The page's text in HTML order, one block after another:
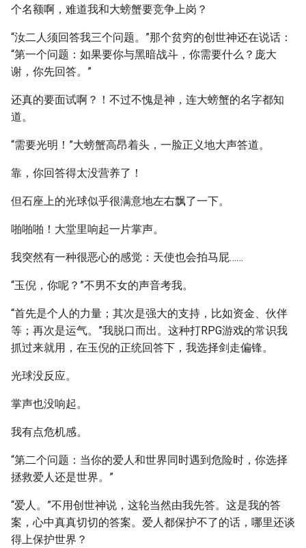
个名额啊，难道我和大螃蟹要竞争上岗？
“汝二人须回答我三个问题。”那个贫穷的创世神还在说话：
“第一个问题：如果要你与黑暗战斗，你需要什么？庞大
谢，你先回答。”
还真的要面试啊？！不过不愧是神，连大螃蟹的名字都知
道。
“需要光明！”大螃蟹高昂着头，一脸正义地大声答道。
靠，你回答得太没营养了！
但石座上的光球似乎很满意地左右飘了一下。
啪啪啪！大堂里响起一片掌声。
我突然有一种很恶心的感觉：天使也会拍马屁……
“玉倪，你呢？”不男不女的声音考我。
“首先是个人的力量；其次是强大的支持，比如资金、伙伴
等；再次是运气。”我脱口而出。这种打RPG游戏的常识我
抓过来就用，在玉倪的正统回答下，我选择剑走偏锋。
光球没反应。
掌声也没响起。
我有点危机感。
“第二个问题：当你的爱人和世界同时遇到危险时，你选择
拯救爱人还是世界。”
“爱人。”不用创世神说，这轮当然由我先答。这是我的答
案，心中真真切切的答案。爱人都保护不了的话，哪里还谈
得上保护世界？